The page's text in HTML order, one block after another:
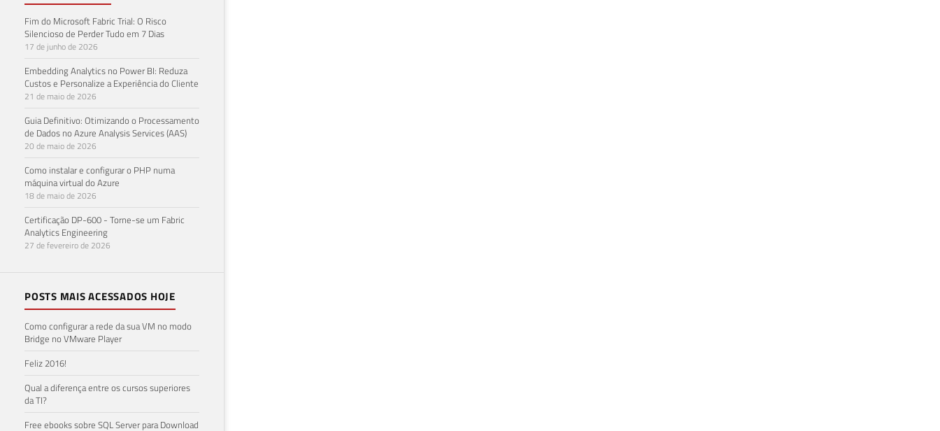
Fim do Microsoft Fabric Trial: O Risco
Silencioso de Perder Tudo em 7 Dias
17 de junho de 2026
Embedding Analytics no Power BI: Reduza
Custos e Personalize a Experiência do Cliente
21 de maio de 2026
Guia Definitivo: Otimizando o Processamento
de Dados no Azure Analysis Services (AAS)
20 de maio de 2026
Como instalar e configurar o PHP numa
máquina virtual do Azure
18 de maio de 2026
Certificação DP-600 - Torne-se um Fabric
Analytics Engineering
27 de fevereiro de 2026
POSTS MAIS ACESSADOS HOJE
Como configurar a rede da sua VM no modo
Bridge no VMware Player
Feliz 2016!
Qual a diferença entre os cursos superiores
da TI?
Free ebooks sobre SQL Server para Download